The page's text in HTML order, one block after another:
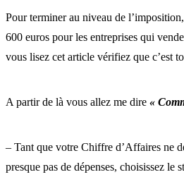
Pour terminer au niveau de
600 euros pour les entreprises qui
vous lisez cet article vérifiez que c’est
A partir de là vous allez me dire «
– Tant que votre Chiffre d’Affaires ne
presque pas de dépenses, choisissez le